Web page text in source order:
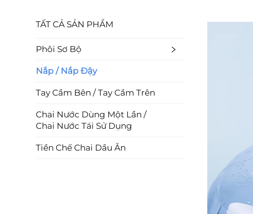
TẤT CẢ SẢN PHẨM
Phôi Sơ Bộ
Nắp / Nắp Đậy
Tay Cầm Bên / Tay Cầm Trên
Chai Nước Dùng Một Lần /
Chai Nước Tái Sử Dụng
Tiền Chế Chai Dầu Ăn